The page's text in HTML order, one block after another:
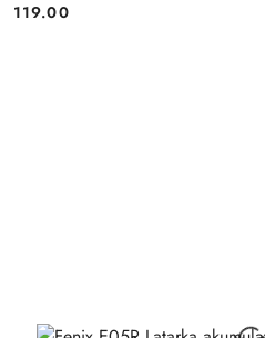
Cena:
119.00